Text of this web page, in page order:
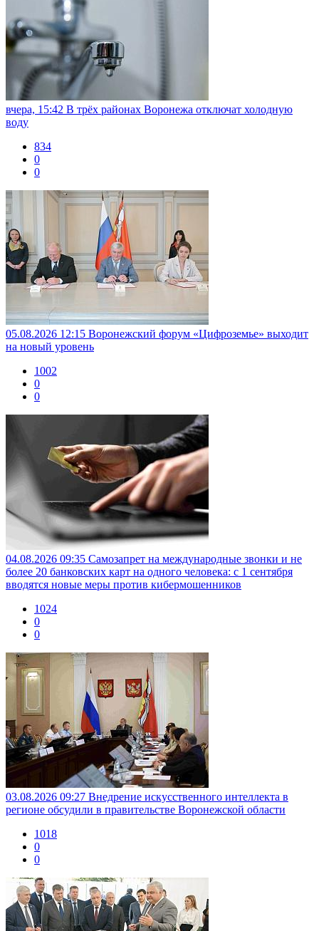
вчера, 15:42 В трёх районах Воронежа отключат холодную
воду
834
0
0
05.08.2026 12:15 Воронежский форум «Цифроземье» выходит
на новый уровень
1002
0
0
04.08.2026 09:35 Самозапрет на международные звонки и не
более 20 банковских карт на одного человека: с 1 сентября
вводятся новые меры против кибермошенников
1024
0
0
03.08.2026 09:27 Внедрение искусственного интеллекта в
регионе обсудили в правительстве Воронежской области
1018
0
0